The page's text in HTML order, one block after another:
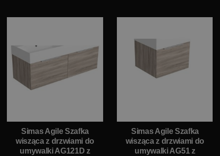
Simas Agile Szafka
wisząca z drzwiami do
umywalki AG121D z
Simas Agile Szafka
wisząca z drzwiami do
umywalki AG51 z